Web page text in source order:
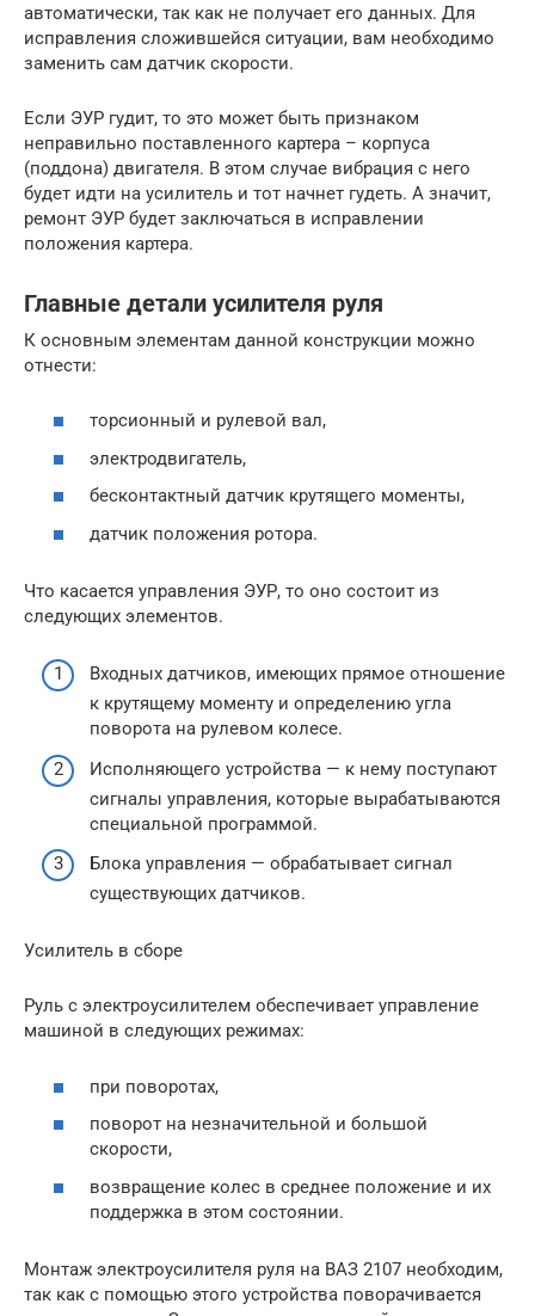
автоматически, так как не получает его данных. Для
исправления сложившейся ситуации, вам необходимо
заменить сам датчик скорости.
Если ЭУР гудит, то это может быть признаком
неправильно поставленного картера – корпуса
(поддона) двигателя. В этом случае вибрация с него
будет идти на усилитель и тот начнет гудеть. А значит,
ремонт ЭУР будет заключаться в исправлении
положения картера.
Главные детали усилителя руля
К основным элементам данной конструкции можно
отнести:
торсионный и рулевой вал,
электродвигатель,
бесконтактный датчик крутящего моменты,
датчик положения ротора.
Что касается управления ЭУР, то оно состоит из
следующих элементов.
Входных датчиков, имеющих прямое отношение
к крутящему моменту и определению угла
поворота на рулевом колесе.
Исполняющего устройства — к нему поступают
сигналы управления, которые вырабатываются
специальной программой.
Блока управления — обрабатывает сигнал
существующих датчиков.
Усилитель в сборе
Руль с электроусилителем обеспечивает управление
машиной в следующих режимах:
при поворотах,
поворот на незначительной и большой
скорости,
возвращение колес в среднее положение и их
поддержка в этом состоянии.
Монтаж электроусилителя руля на ВАЗ 2107 необходим,
так как с помощью этого устройства поворачивается